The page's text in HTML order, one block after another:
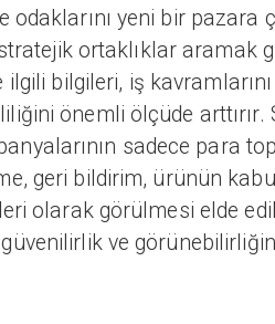
odaklarını yeni bir
ortaklıklar aramak
bilgileri, iş
önemli ölçüde arttırır.
sadece para
geri bildirim, ürünün
olarak görülmesi elde
güvenilirlik ve